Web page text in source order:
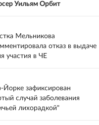
Уильям Орбит
Мельникова
отказ в выдаче
участия в ЧЕ
зафиксирован
случай заболевания
лихорадкой"